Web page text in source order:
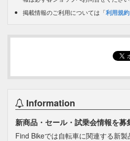
掲載情報のご利用については「利用規約
Information
新商品・セール・試乗会情報を募
Find Bikeでは自転車に関連する新